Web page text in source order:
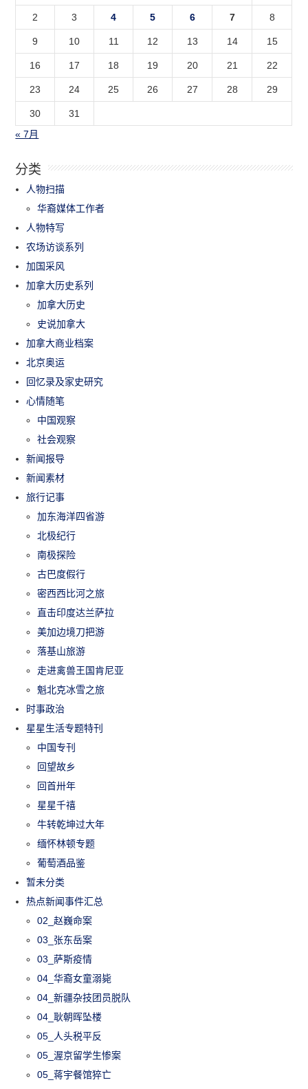
2 3 4 5 6 7 8
9 10 11 12 13 14 15
16 17 18 19 20 21 22
23 24 25 26 27 28 29
30
31
« 7月
分类
人物扫描
华裔媒体工作者
人物特写
农场访谈系列
加国采风
加拿大历史系列
加拿大历史
史说加拿大
加拿大商业档案
北京奥运
回忆录及家史研究
心情随笔
中国观察
社会观察
新闻报导
新闻素材
旅行记事
加东海洋四省游
北极纪行
南极探险
古巴度假行
密西西比河之旅
直击印度达兰萨拉
美加边境刀把游
落基山旅游
走进禽兽王国肯尼亚
魁北克冰雪之旅
时事政治
星星生活专题特刊
中国专刊
回望故乡
回首卅年
星星千禧
牛转乾坤过大年
缅怀林顿专题
葡萄酒品鉴
暂未分类
热点新闻事件汇总
02_赵巍命案
03_张东岳案
03_萨斯疫情
04_华裔女童溺毙
04_新疆杂技团员脱队
04_耿朝晖坠楼
05_人头税平反
05_渥京留学生惨案
05_蒋宇餐馆猝亡